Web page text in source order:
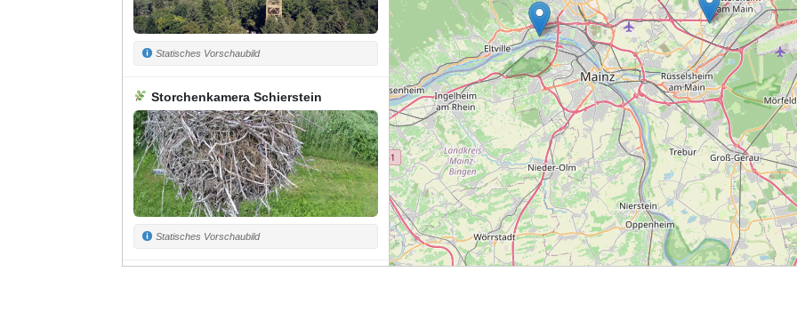
Statisches Vorschaubild
Storchenkamera Schierstein
Statisches Vorschaubild